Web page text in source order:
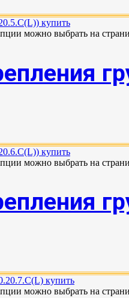
можно выбрать на
можно выбрать на
можно выбрать на